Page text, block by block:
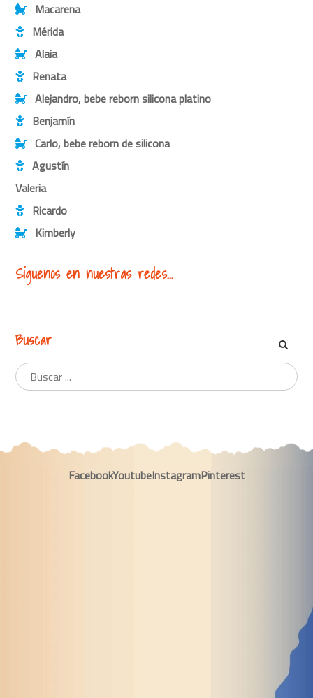
Macarena
Mérida
Alaia
Renata
Alejandro, bebe reborn silicona platino
Benjamín
Carlo, bebe reborn de silicona
Agustín
Valeria
Ricardo
Kimberly
Síguenos en nuestras redes...
Buscar
FacebookYoutubeInstagramPinterest